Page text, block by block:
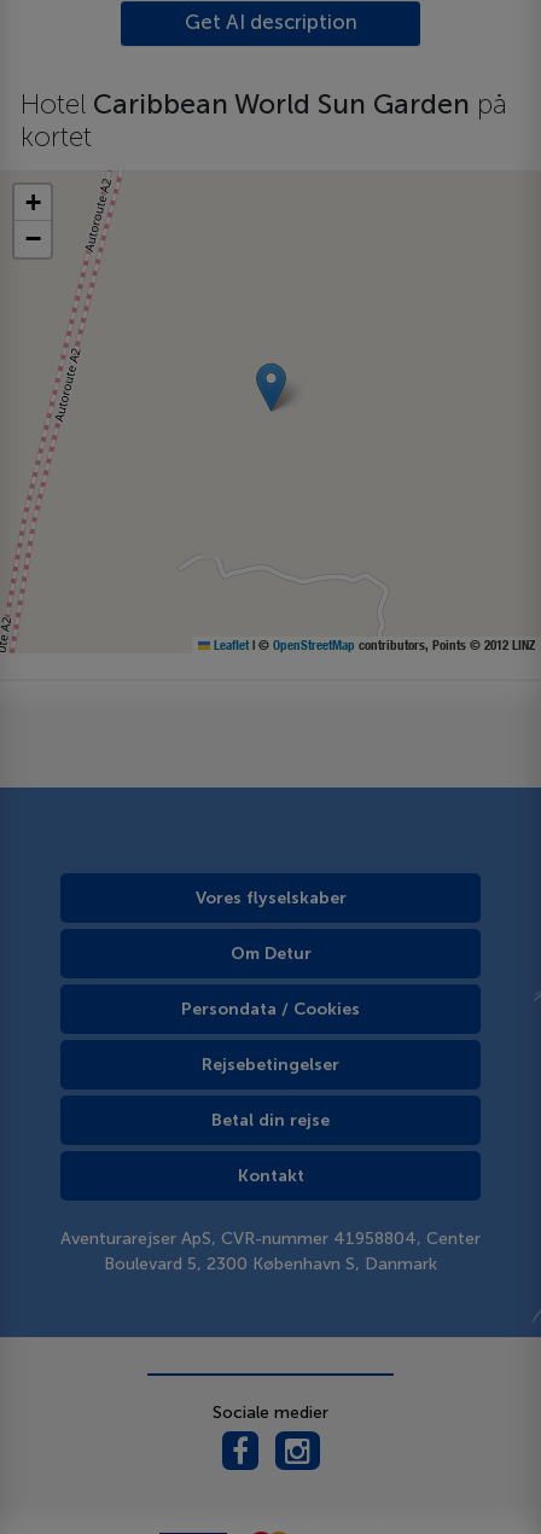
Get AI description
Hotel Caribbean World Sun Garden på
kortet
+
−
Leaflet | © OpenStreetMap contributors, Points © 2012 LINZ
Vores flyselskaber
Om Detur
Persondata / Cookies
Rejsebetingelser
Betal din rejse
Kontakt
Aventurarejser ApS, CVR-nummer 41958804, Center
Boulevard 5, 2300 København S, Danmark
Sociale medier